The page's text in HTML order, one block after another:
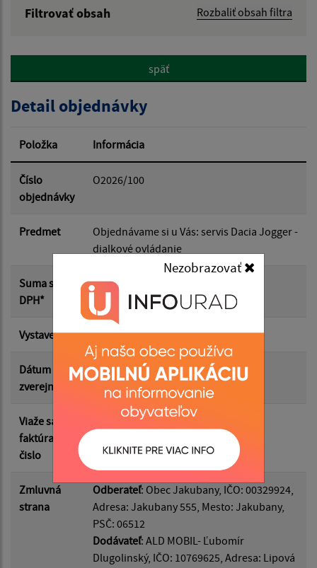
Nezobrazovať
Filtrovať obsah
Rozbaliť obsah filtra
Hľadať v:
Dátum od:
Dátum do:
späť
Detail objednávky
Položka Informácia
Číslo
objednávky
O2026/100
Predmet
Objednávame si u Vás: servis Dacia Jogger -
dialkové ovládanie
Suma s
DPH*
166.58 €
Vystavená 18.05.2026
Dátum
zverejnenia
26.05.2026
Viaže sa k
faktúram
čislo
DF2026/221
Zmluvná
strana
Odberateľ: Obec Jakubany, IČO: 00329924,
Adresa: Jakubany 555, Mesto: Jakubany,
PSČ: 06512
Dodávateľ: ALD MOBIL- Ľubomír
Dlugolinský, IČO: 10769625, Adresa: Lipová